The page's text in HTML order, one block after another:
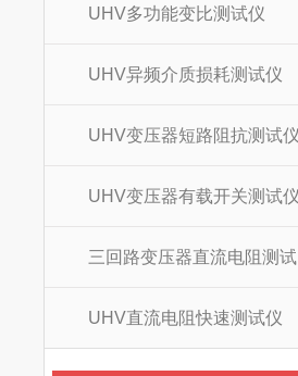
UHV多功能变比测试仪
UHV异频介质损耗测试仪
UHV变压器短路阻抗测试仪
UHV变压器有载开关测试仪
三回路变压器直流电阻测试
UHV直流电阻快速测试仪